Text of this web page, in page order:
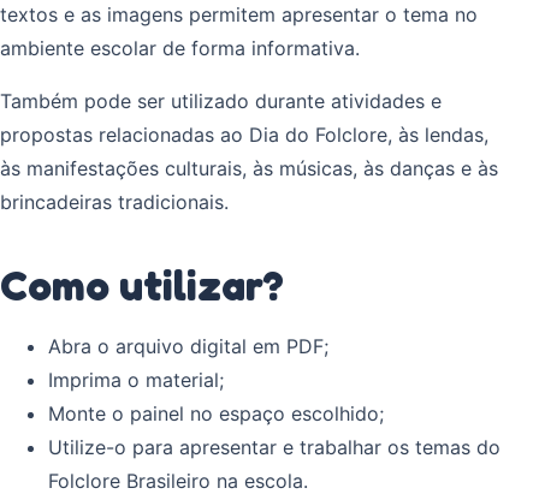
textos e as imagens permitem apresentar o tema no
ambiente escolar de forma informativa.
Também pode ser utilizado durante atividades e
propostas relacionadas ao Dia do Folclore, às lendas,
às manifestações culturais, às músicas, às danças e às
brincadeiras tradicionais.
Como utilizar?
Abra o arquivo digital em PDF;
Imprima o material;
Monte o painel no espaço escolhido;
Utilize-o para apresentar e trabalhar os temas do
Folclore Brasileiro na escola.